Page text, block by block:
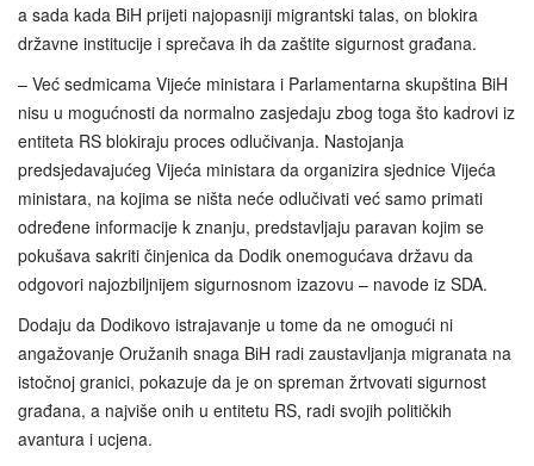
a sada kada BiH prijeti najopasniji migrantski talas, on blokira
državne institucije i sprečava ih da zaštite sigurnost građana.
– Već sedmicama Vijeće ministara i Parlamentarna skupština BiH
nisu u mogućnosti da normalno zasjedaju zbog toga što kadrovi iz
entiteta RS blokiraju proces odlučivanja. Nastojanja
predsjedavajućeg Vijeća ministara da organizira sjednice Vijeća
ministara, na kojima se ništa neće odlučivati već samo primati
određene informacije k znanju, predstavljaju paravan kojim se
pokušava sakriti činjenica da Dodik onemogućava državu da
odgovori najozbiljnijem sigurnosnom izazovu – navode iz SDA.
Dodaju da Dodikovo istrajavanje u tome da ne omogući ni
angažovanje Oružanih snaga BiH radi zaustavljanja migranata na
istočnoj granici, pokazuje da je on spreman žrtvovati sigurnost
građana, a najviše onih u entitetu RS, radi svojih političkih
avantura i ucjena.